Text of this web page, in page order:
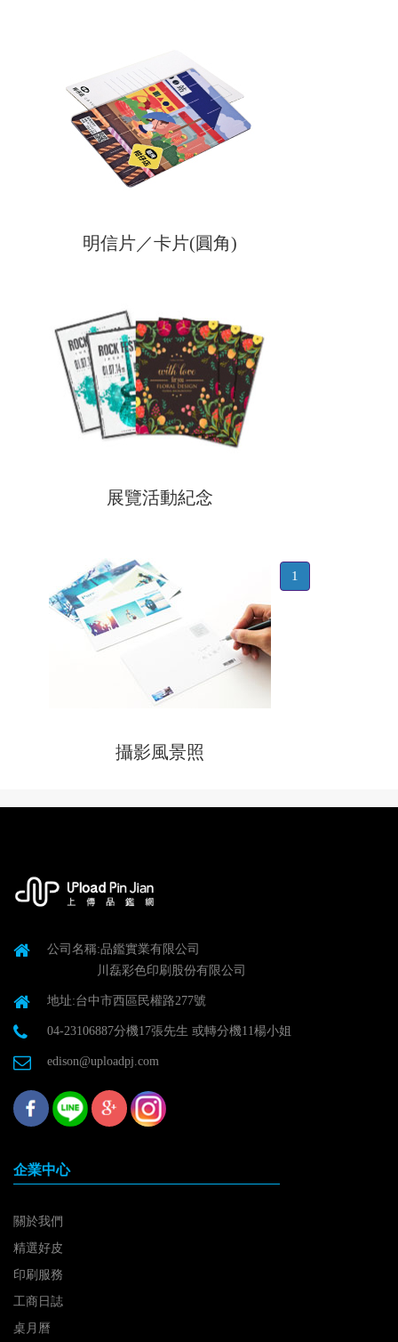
明信片／卡片(圓角)
展覽活動紀念
攝影風景照
1
公司名稱:品鑑實業有限公司
川磊彩色印刷股份有限公司
地址:台中市西區民權路277號
04-23106887分機17張先生 或轉分機11楊小姐
edison@uploadpj.com
企業中心
關於我們
精選好皮
印刷服務
工商日誌
桌月曆